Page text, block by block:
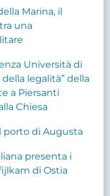
Marina, il
una
Università di
legalità” della
a Piersanti
Chiesa
porto di Augusta
presenta i
di Ostia